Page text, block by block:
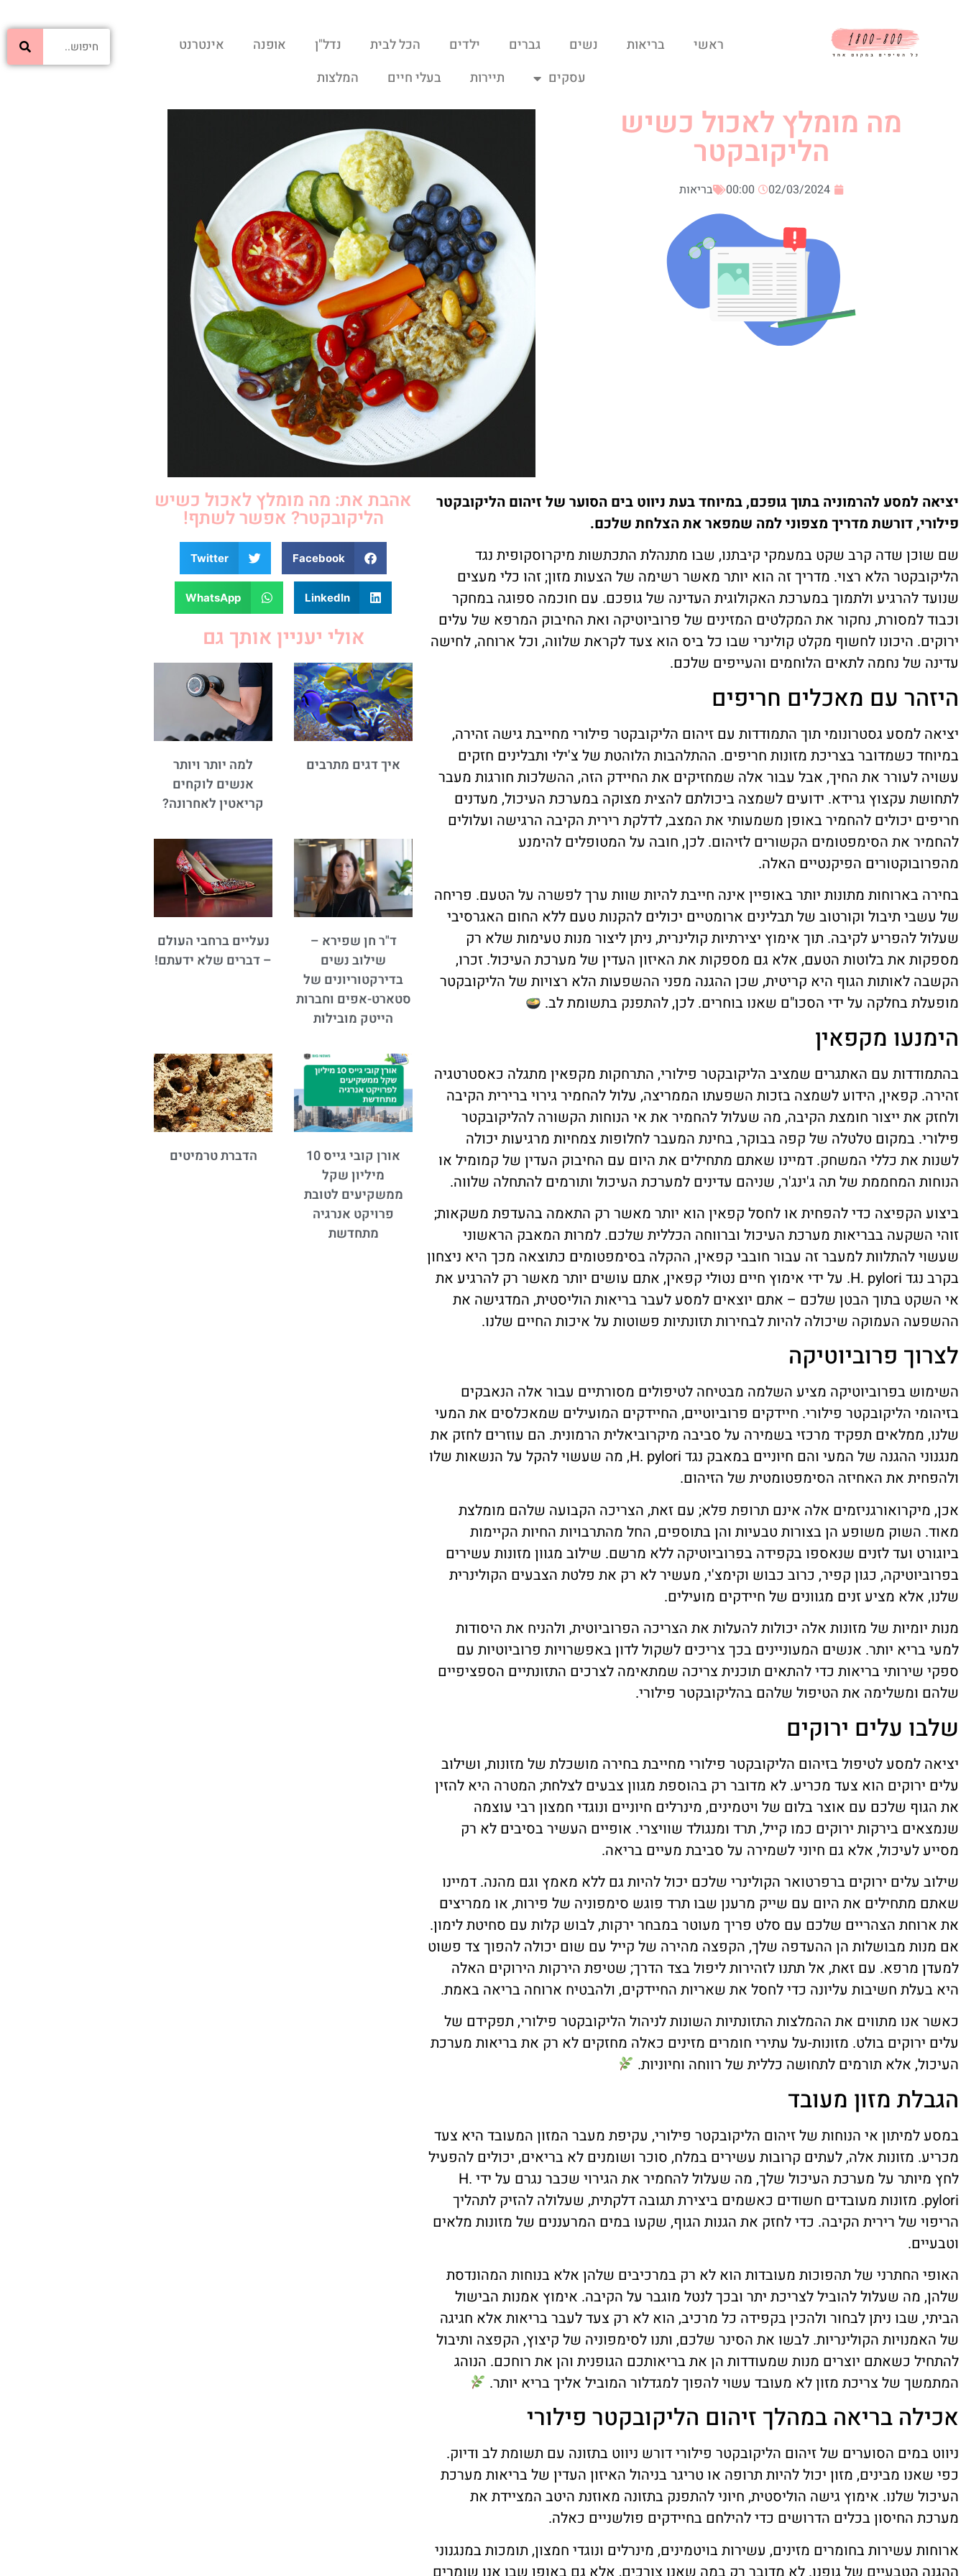
ראשי בריאות נשים גברים ילדים הכל לבית נדל"ן אופנה
אינטרנט
עסקים
תיירות בעלי חיים המלצות
מה מומלץ לאכול כשיש
הליקובקטר
02/03/2024
00:00 בריאות
יציאה למסע להרמוניה בתוך גופכם, במיוחד בעת ניווט בים הסוער של זיהום הליקובקטר
פילורי, דורשת מדריך מצפוני למה שמפאר את הצלחת שלכם.
שם שוכן שדה קרב שקט במעמקי קיבתנו, שבו מתנהלת התכתשות מיקרוסקופית נגד
הליקובקטר הלא רצוי. מדריך זה הוא יותר מאשר רשימה של הצעות מזון; זהו כלי מעצים
שנועד להרגיע ולתמוך במערכת האקולוגית העדינה של גופכם. עם חוכמה ספוגה במחקר
וכבוד למסורת, נחקור את המקלטים המזינים של פרוביוטיקה ואת החיבוק המרפא של עלים
ירוקים. היכונו לחשוף מקלט קולינרי שבו כל ביס הוא צעד לקראת שלווה, וכל ארוחה, לחישה
עדינה של נחמה לתאים הלוחמים והעייפים שלכם.
היזהר עם מאכלים חריפים
יציאה למסע גסטרונומי תוך התמודדות עם זיהום הליקובקטר פילורי מחייבת גישה זהירה,
במיוחד כשמדובר בצריכת מזונות חריפים. ההתלהבות הלוהטת של צ'ילי ותבלינים חזקים
עשויה לעורר את החיך, אבל עבור אלה שמחזיקים את החיידק הזה, ההשלכות חורגות מעבר
לתחושת עקצוץ גרידא. ידועים לשמצה ביכולתם להצית מצוקה במערכת העיכול, מעדנים
חריפים יכולים להחמיר באופן משמעותי את המצב, לדלקת רירית הקיבה הרגישה ועלולים
להחמיר את הסימפטומים הקשורים לזיהום. לכן, חובה על המטופלים להימנע
מהפרובוקטורים הפיקנטיים האלה.
בחירה בארוחות מתונות יותר באופיין אינה חייבת להיות שוות ערך לפשרה על הטעם. פריחה
של עשבי תיבול וקורטוב של תבלינים ארומטיים יכולים להקנות טעם ללא החום האגרסיבי
שעלול להפריע לקיבה. תוך אימוץ יצירתיות קולינרית, ניתן ליצור מנות טעימות שלא רק
מספקות את בלוטות הטעם, אלא גם מספקות את האיזון העדין של מערכת העיכול. זכרו,
הקשבה לאותות הגוף היא קריטית, שכן ההגנה מפני ההשפעות הלא רצויות של הליקובקטר
מופעלת בחלקה על ידי הסכו"ם שאנו בוחרים. לכן, להתפנק בתשומת לב.
הימנעו מקפאין
בהתמודדות עם האתגרים שמציב הליקובקטר פילורי, התרחקות מקפאין מתגלה כאסטרטגיה
זהירה. קפאין, הידוע לשמצה בזכות השפעתו הממריצה, עלול להחמיר גירוי ברירית הקיבה
ולחזק את ייצור חומצת הקיבה, מה שעלול להחמיר את אי הנוחות הקשורה להליקובקטר
פילורי. במקום טלטלה של קפה בבוקר, בחינת המעבר לחלופות צמחיות מרגיעות יכולה
לשנות את כללי המשחק. דמיינו שאתם מתחילים את היום עם החיבוק העדין של קמומיל או
הנוחות המחממת של תה ג'ינג'ר, שניהם עדינים למערכת העיכול ותורמים להתחלה שלווה.
ביצוע הקפיצה כדי להפחית או לחסל קפאין הוא יותר מאשר רק התאמה בהעדפת משקאות;
זוהי השקעה בבריאות מערכת העיכול וברווחה הכללית שלכם. למרות המאבק הראשוני
שעשוי להתלוות למעבר זה עבור חובבי קפאין, ההקלה בסימפטומים כתוצאה מכך היא ניצחון
בקרב נגד H. pylori. על ידי אימוץ חיים נטולי קפאין, אתם עושים יותר מאשר רק להרגיע את
אי השקט בתוך הבטן שלכם – אתם יוצאים למסע לעבר בריאות הוליסטית, המדגישה את
ההשפעה העמוקה שיכולה להיות לבחירות תזונתיות פשוטות על איכות החיים שלנו.
לצרוך פרוביוטיקה
השימוש בפרוביוטיקה מציע השלמה מבטיחה לטיפולים מסורתיים עבור אלה הנאבקים
בזיהומי הליקובקטר פילורי. חיידקים פרוביוטיים, החיידקים המועילים שמאכלסים את המעי
שלנו, ממלאים תפקיד מרכזי בשמירה על סביבה מיקרוביאלית הרמונית. הם עוזרים לחזק את
מנגנוני ההגנה של המעי והם חיוניים במאבק נגד H. pylori, מה שעשוי להקל על הנשאות שלו
ולהפחית את האחיזה הסימפטומטית של הזיהום.
אכן, מיקרואורגניזמים אלה אינם תרופת פלא; עם זאת, הצריכה הקבועה שלהם מומלצת
מאוד. השוק משופע הן בצורות טבעיות והן בתוספים, החל מהתרבויות החיות הקיימות
ביוגורט ועד לזנים שנאספו בקפידה בפרוביוטיקה ללא מרשם. שילוב מגוון מזונות עשירים
בפרוביוטיקה, כגון קפיר, כרוב כבוש וקימצ'י, מעשיר לא רק את פלטת הצבעים הקולינרית
שלנו, אלא מציע זנים מגוונים של חיידקים מועילים.
מנות יומיות של מזונות אלה יכולות להעלות את הצריכה הפרוביוטית, ולהניח את היסודות
למעי בריא יותר. אנשים המעוניינים בכך צריכים לשקול לדון באפשרויות פרוביוטיות עם
ספקי שירותי בריאות כדי להתאים תוכנית צריכה שמתאימה לצרכים התזונתיים הספציפיים
שלהם ומשלימה את הטיפול שלהם בהליקובקטר פילורי.
שלבו עלים ירוקים
יציאה למסע לטיפול בזיהום הליקובקטר פילורי מחייבת בחירה מושכלת של מזונות, ושילוב
עלים ירוקים הוא צעד מכריע. לא מדובר רק בהוספת מגוון צבעים לצלחת; המטרה היא להזין
את הגוף שלכם עם אוצר בלום של ויטמינים, מינרלים חיוניים ונוגדי חמצון רבי עוצמה
שנמצאים בירקות ירוקים כמו קייל, תרד ומנגולד שוויצרי. אופיים העשיר בסיבים לא רק
מסייע לעיכול, אלא גם חיוני לשמירה על סביבת מעיים בריאה.
שילוב עלים ירוקים ברפרטואר הקולינרי שלכם יכול להיות גם ללא מאמץ וגם מהנה. דמיינו
שאתם מתחילים את היום עם שייק מרענן שבו תרד פוגש סימפוניה של פירות, או ממריצים
את ארוחת הצהריים שלכם עם סלט פריך מעוטר במבחר ירקות, לבוש קלות עם סחיטת לימון.
אם מנות מבושלות הן ההעדפה שלך, הקפצה מהירה של קייל עם שום יכולה להפוך צד פשוט
למעדן מרפא. עם זאת, אל תתנו לזהירות ליפול בצד הדרך; שטיפת הירקות הירוקים האלה
היא בעלת חשיבות עליונה כדי לחסל את שאריות החיידקים, ולהבטיח ארוחה בריאה באמת.
כאשר אנו מתווים את ההמלצות התזונתיות השונות לניהול הליקובקטר פילורי, תפקידם של
עלים ירוקים בולט. מזונות-על עתירי חומרים מזינים כאלה מחזקים לא רק את בריאות מערכת
העיכול, אלא תורמים לתחושה כללית של רווחה וחיוניות.
הגבלת מזון מעובד
במסע למיתון אי הנוחות של זיהום הליקובקטר פילורי, עקיפת מעבר המזון המעובד היא צעד
מכריע. מזונות אלה, לעתים קרובות עשירים במלח, סוכר ושומנים לא בריאים, יכולים להפעיל
לחץ מיותר על מערכת העיכול שלך, מה שעלול להחמיר את הגירוי שכבר נגרם על ידי H.
pylori. מזונות מעובדים חשודים כאשמים ביצירת תגובה דלקתית, שעלולה להזיק לתהליך
הריפוי של רירית הקיבה. כדי לחזק את הגנות הגוף, שקעו במים המרעננים של מזונות מלאים
וטבעיים.
האופי החתרני של תהפוכות מעובדות הוא לא רק במרכיבים שלהן אלא בנוחות המהונדסת
שלהן, מה שעלול להוביל לצריכת יתר ובכך לנטל מוגבר על הקיבה. אימוץ אמנות הבישול
הביתי, שבו ניתן לבחור ולהכין בקפידה כל מרכיב, הוא לא רק צעד לעבר בריאות אלא חגיגה
של האמנויות הקולינריות. לבשו את הסינר שלכם, ותנו לסימפוניה של קיצוץ, הקפצה ותיבול
להתחיל כשאתם יוצרים מנות שמעודדות הן את בריאותכם הגופנית והן את רוחכם. הנוהג
המתמשך של צריכת מזון לא מעובד עשוי להפוך למגדלור המוביל אליך בריא יותר.
אכילה בריאה במהלך זיהום הליקובקטר פילורי
ניווט במים הסוערים של זיהום הליקובקטר פילורי דורש ניווט בתזונה עם תשומת לב ודיוק.
כפי שאנו מבינים, מזון יכול להיות תרופה או טריגר בניהול האיזון העדין של בריאות מערכת
העיכול שלנו. אימוץ גישה הוליסטית, חיוני להתפנק בתזונה מאוזנת היטב המציידת את
מערכת החיסון בכלים הדרושים כדי להילחם בחיידקים פולשניים כאלה.
ארוחות עשירות בחומרים מזינים, עשירות בויטמינים, מינרלים ונוגדי חמצון, תומכות במנגנוני
אהבת את: מה מומלץ לאכול כשיש
הליקובקטר? אפשר לשתף!
Facebook
Twitter
LinkedIn
WhatsApp
אולי יעניין אותך גם
איך דגים מתרבים
למה יותר ויותר
אנשים לוקחים
קריאטין לאחרונה?
ד"ר חן שפירא –
שילוב נשים
בדירקטוריונים של
סטארט-אפים וחברות
הייטק מובילות
נעליים ברחבי העולם
– דברים שלא ידעתם!
אורן קובי גייס 10
מיליון שקל
ממשקיעים לטובת
פרויקט אנרגיה
מתחדשת
הדברת טרמיטים